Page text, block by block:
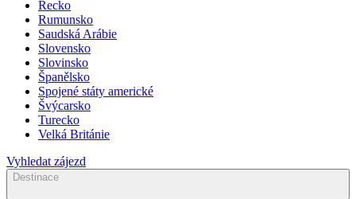
Řecko
Rumunsko
Saudská Arábie
Slovensko
Slovinsko
Španělsko
Spojené státy americké
Švýcarsko
Turecko
Velká Británie
Vyhledat zájezd
Destinace